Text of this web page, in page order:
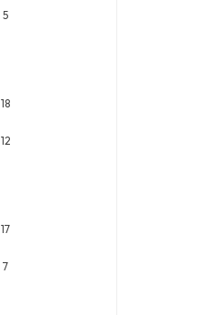
5
18
12
17
7